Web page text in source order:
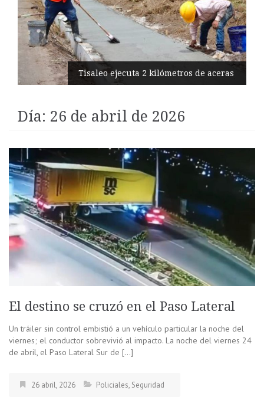
Vuelta al Ecuador 2026: ¡Imparables!
Quirola y Rojas se coronan
campeones
Día: 26 de abril de 2026
El destino se cruzó en el Paso Lateral
Un tráiler sin control embistió a un vehículo particular la noche del
viernes; el conductor sobrevivió al impacto. La noche del viernes 24
de abril, el Paso Lateral Sur de […]
26 abril, 2026 Policiales, Seguridad